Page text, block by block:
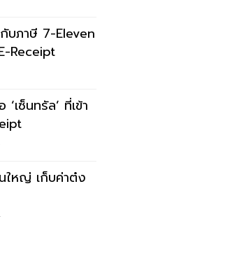
บภาษี 7-Eleven
Receipt
เซ็นทรัล’ ที่เข้า
ใหญ่ เก็บค่าต๋ง